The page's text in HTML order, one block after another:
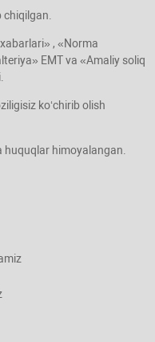
chiqilgan.
, «Norma
EMT va «Amaliy soliq
koʻchirib olish
huquqlar himoyalangan.